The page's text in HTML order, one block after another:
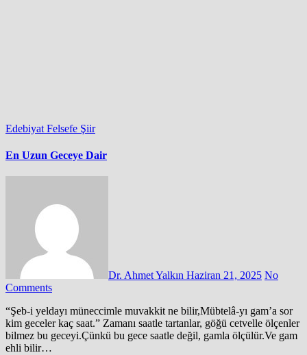
Edebiyat Felsefe Şiir
En Uzun Geceye Dair
Dr. Ahmet Yalkın Haziran 21, 2025 No
Comments
“Şeb-i yeldayı müneccimle muvakkit ne bilir,Mübtelâ-yı gam’a sor
kim geceler kaç saat.” Zamanı saatle tartanlar, göğü cetvelle ölçenler
bilmez bu geceyi.Çünkü bu gece saatle değil, gamla ölçülür.Ve gam
ehli bilir…